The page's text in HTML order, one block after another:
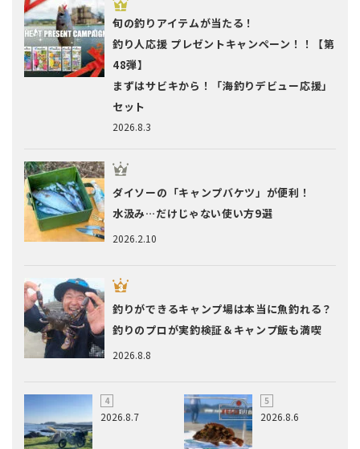
2026.8.3
旬の釣りアイテムが当たる！
釣り人応援 プレゼントキャンペーン！！【第
48弾】
まずはサビキから！「海釣りデビュー応援」
セット
2026.2.10
ダイソーの「キャンプバケツ」が便利！
水汲み…だけじゃない使い方9選
2026.8.8
釣りができるキャンプ場は本当に魚釣れる？
釣りのプロが実釣検証＆キャンプ飯も満喫
2026.8.7 2026.8.6